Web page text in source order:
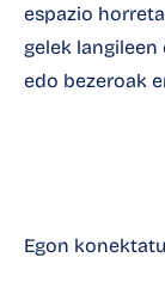
espazio
gelek langileen
edo bezeroak
Egon